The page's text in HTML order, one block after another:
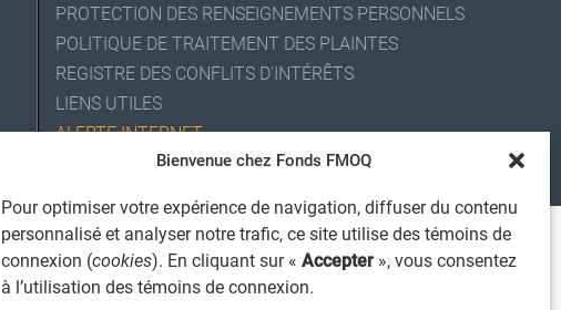
Bienvenue chez Fonds FMOQ
Pour optimiser votre expérience de navigation, diffuser du contenu
personnalisé et analyser notre trafic, ce site utilise des témoins de
connexion (cookies). En cliquant sur « Accepter », vous consentez
à l’utilisation des témoins de connexion.
PROTECTION DES RENSEIGNEMENTS PERSONNELS
POLITIQUE DE TRAITEMENT DES PLAINTES
REGISTRE DES CONFLITS D'INTÉRÊTS
LIENS UTILES
ALERTE INTERNET
© 2026 Société de services financiers Fonds FMOQ inc.